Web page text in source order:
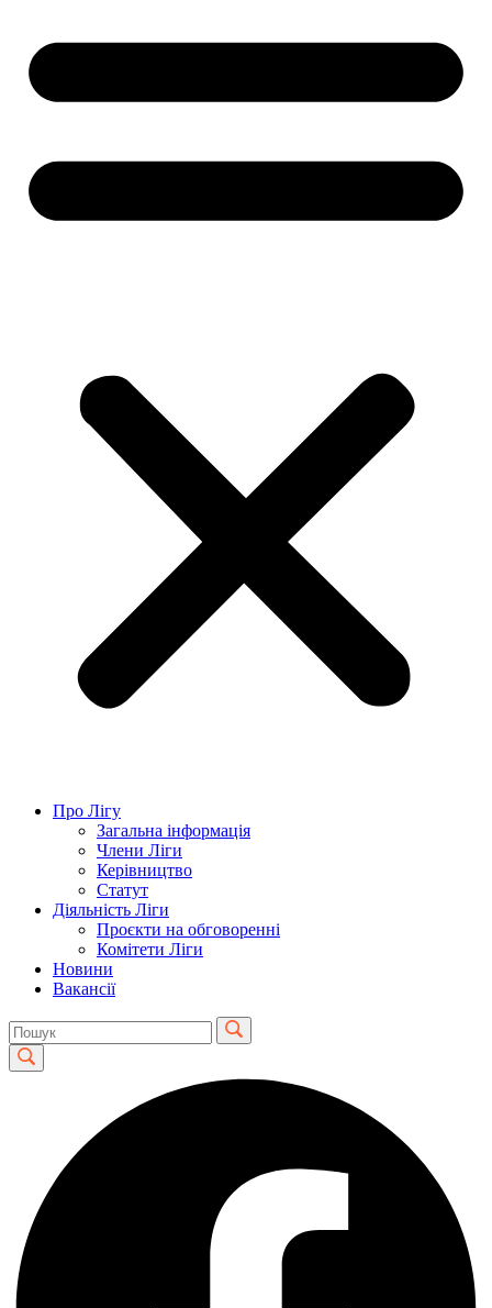
Про Лігу
Загальна інформація
Члени Ліги
Керівництво
Статут
Діяльність Ліги
Проєкти на обговоренні
Комітети Ліги
Новини
Вакансії